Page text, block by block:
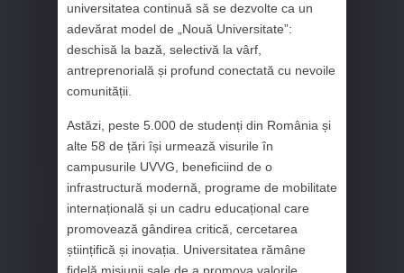
universitatea continuă să se dezvolte ca un
adevărat model de „Nouă Universitate”:
deschisă la bază, selectivă la vârf,
antreprenorială și profund conectată cu nevoile
comunității.
Astăzi, peste 5.000 de studenți din România și
alte 58 de țări își urmează visurile în
campusurile UVVG, beneficiind de o
infrastructură modernă, programe de mobilitate
internațională și un cadru educațional care
promovează gândirea critică, cercetarea
științifică și inovația. Universitatea rămâne
fidelă misiunii sale de a promova valorile